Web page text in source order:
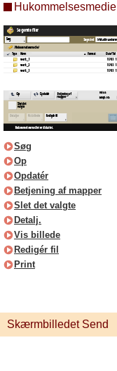
Hukommelsesmedie
Søg
Op
Opdatér
Betjening af mapper
Slet det valgte
Detalj.
Vis billede
Redigér fil
Print
Skærmbilledet Send